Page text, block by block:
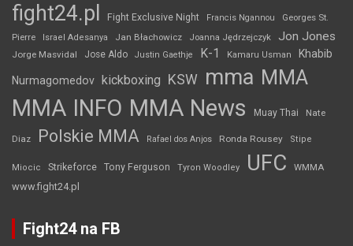
fight24.pl Fight Exclusive Night Francis Ngannou
Georges St.
Pierre
Israel Adesanya Jan Błachowicz Joanna Jędrzejczyk Jon Jones
Jorge Masvidal Jose Aldo Justin Gaethje K-1 Kamaru Usman Khabib
Nurmagomedov kickboxing KSW mma MMA
MMA INFO MMA News Muay Thai Nate
Diaz Polskie MMA Rafael dos Anjos Ronda Rousey Stipe
Miocic Strikeforce Tony Ferguson Tyron Woodley UFC WMMA
www.fight24.pl
Fight24 na FB